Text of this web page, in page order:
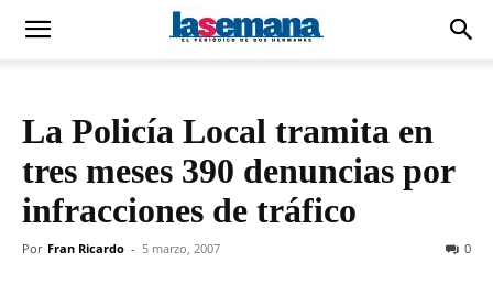
La Policía Local tramita en
tres meses 390 denuncias por
infracciones de tráfico
Por Fran Ricardo - 5 marzo, 2007 0